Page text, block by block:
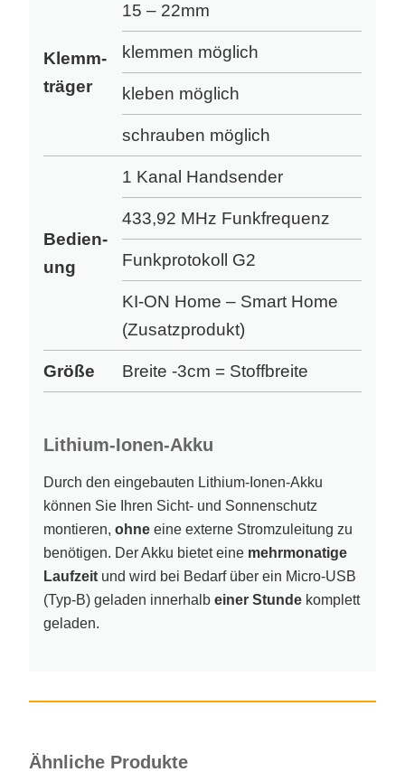
Klemm­
träger
15 – 22mm
klemmen möglich
kleben möglich
schrauben möglich
Bedien­
ung
1 Kanal Handsender
433,92 MHz Funkfrequenz
Funkprotokoll G2
KI-ON Home – Smart Home
(Zusatz­produkt)
Größe Breite -3cm = Stoffbreite
Lithium-Ionen-Akku
Durch den eingebauten Lithium-Ionen-Akku
können Sie Ihren Sicht- und Sonnenschutz
montieren, ohne eine externe Stromzuleitung zu
benötigen. Der Akku bietet eine mehrmonatige
Laufzeit und wird bei Bedarf über ein Micro-USB
(Typ-B) geladen innerhalb einer Stunde komplett
geladen.
Ähnliche Produkte